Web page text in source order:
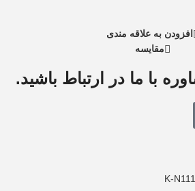
افزودن به علاقه مندی
مقایسه
با ما در ارتباط باشید.